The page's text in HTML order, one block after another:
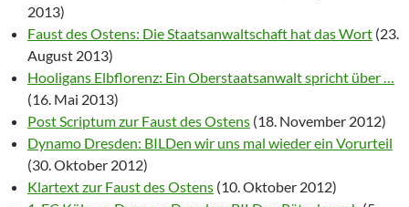
2013)
Faust des Ostens: Die Staatsanwaltschaft hat das Wort (23.
August 2013)
Hooligans Elbflorenz: Ein Oberstaatsanwalt spricht über …
(16. Mai 2013)
Post Scriptum zur Faust des Ostens (18. November 2012)
Dynamo Dresden: BILDen wir uns mal wieder ein Vorurteil
(30. Oktober 2012)
Klartext zur Faust des Ostens (10. Oktober 2012)